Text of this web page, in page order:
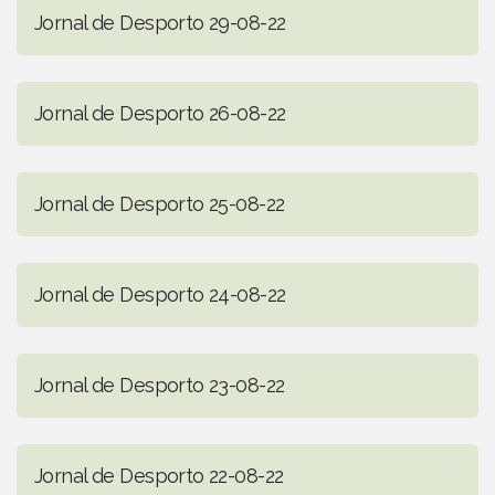
Jornal de Desporto 29-08-22
Jornal de Desporto 26-08-22
Jornal de Desporto 25-08-22
Jornal de Desporto 24-08-22
Jornal de Desporto 23-08-22
Jornal de Desporto 22-08-22